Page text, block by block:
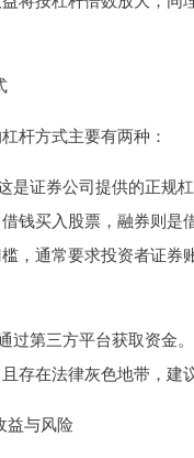
杆方式主要有两种：
是证券公司提供的正规
钱买入股票，融券则是
，通常要求投资者证券
过第三方平台获取资金
存在法律灰色地带，建
益与风险